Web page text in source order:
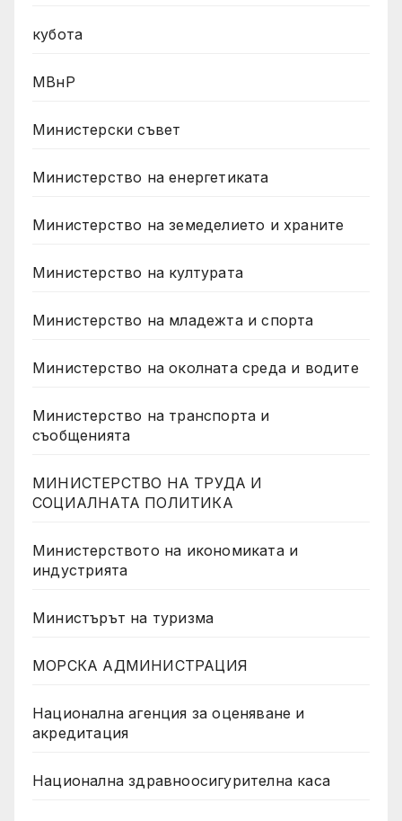
кубота
МВнР
Министерски съвет
Министерство на енергетиката
Министерство на земеделието и храните
Министерство на културата
Министерство на младежта и спорта
Министерство на околната среда и водите
Министерство на транспорта и
съобщенията
МИНИСТЕРСТВО НА ТРУДА И
СОЦИАЛНАТА ПОЛИТИКА
Министерството на икономиката и
индустрията
Министърът на туризма
МОРСКА АДМИНИСТРАЦИЯ
Национална агенция за оценяване и
акредитация
Национална здравноосигурителна каса